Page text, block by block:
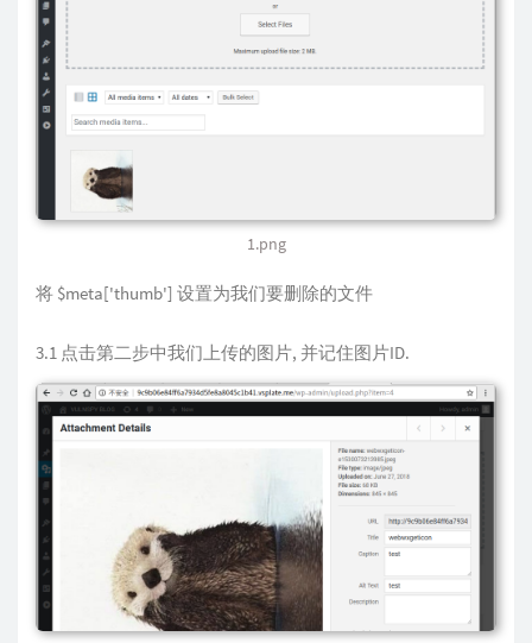
1.png
将 $meta['thumb'] 设置为我们要删除的文件
3.1 点击第二步中我们上传的图片, 并记住图片ID.